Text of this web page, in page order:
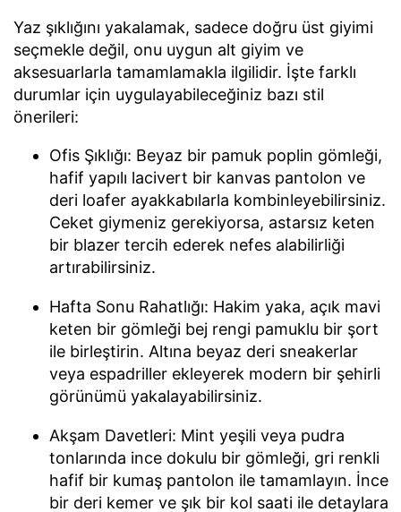
Yaz şıklığını yakalamak, sadece doğru üst giyimi
seçmekle değil, onu uygun alt giyim ve
aksesuarlarla tamamlamakla ilgilidir. İşte farklı
durumlar için uygulayabileceğiniz bazı stil
önerileri:
Ofis Şıklığı: Beyaz bir pamuk poplin gömleği,
hafif yapılı lacivert bir kanvas pantolon ve
deri loafer ayakkabılarla kombinleyebilirsiniz.
Ceket giymeniz gerekiyorsa, astarsız keten
bir blazer tercih ederek nefes alabilirliği
artırabilirsiniz.
Hafta Sonu Rahatlığı: Hakim yaka, açık mavi
keten bir gömleği bej rengi pamuklu bir şort
ile birleştirin. Altına beyaz deri sneakerlar
veya espadriller ekleyerek modern bir şehirli
görünümü yakalayabilirsiniz.
Akşam Davetleri: Mint yeşili veya pudra
tonlarında ince dokulu bir gömleği, gri renkli
hafif bir kumaş pantolon ile tamamlayın. İnce
bir deri kemer ve şık bir kol saati ile detaylara